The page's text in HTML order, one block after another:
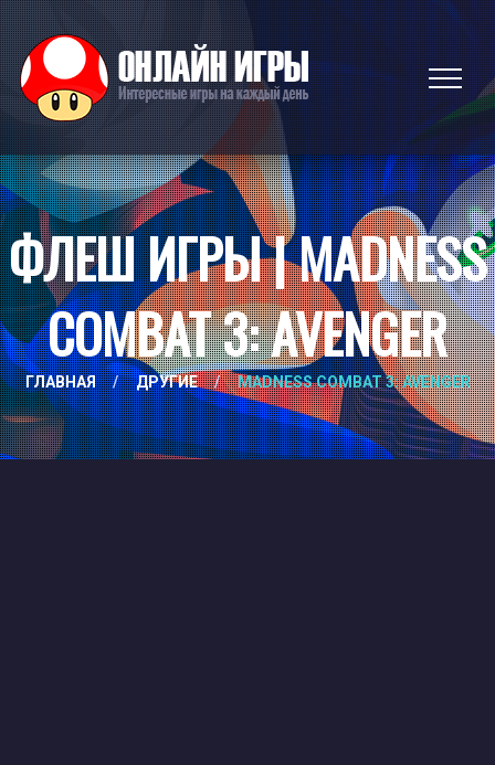
ФЛЕШ ИГРЫ | MADNESS
COMBAT 3: AVENGER
ГЛАВНАЯ / ДРУГИЕ / MADNESS COMBAT 3: AVENGER